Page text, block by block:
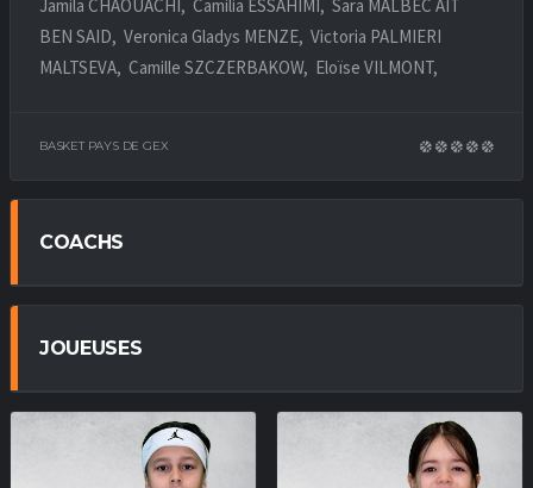
Jamila CHAOUACHI, Camilia ESSAHIMI, Sara MALBEC AIT
BEN SAID, Veronica Gladys MENZE, Victoria PALMIERI
MALTSEVA, Camille SZCZERBAKOW, Eloïse VILMONT,
BASKET PAYS DE GEX
COACHS
JOUEUSES